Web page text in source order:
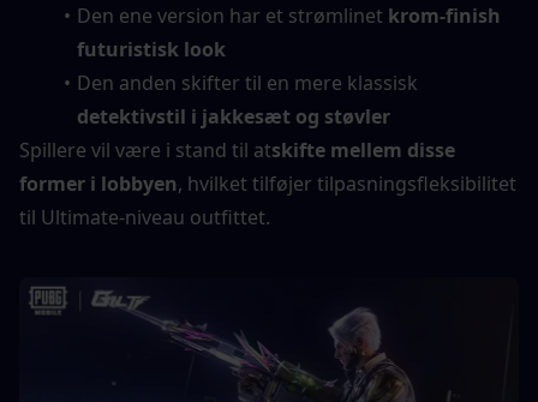
Den ene version har et strømlinet krom-finish
futuristisk look
detektivstil i jakkesæt og støvler
Spillere vil være i stand til atskifte mellem disse
former i lobbyen, hvilket tilføjer tilpasningsfleksibilitet
til Ultimate-niveau outfittet.